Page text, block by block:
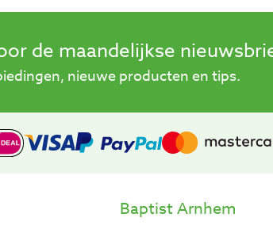
de maandelijkse
nieuwe producten en tips.
Baptist Arnhem